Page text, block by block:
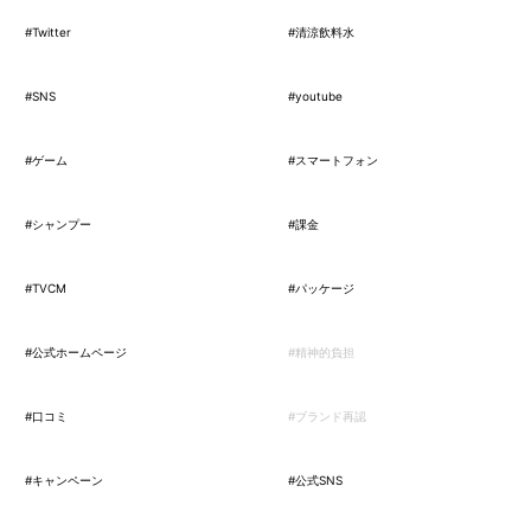
#Twitter #清涼飲料水
#SNS #youtube
#ゲーム #スマートフォン
#シャンプー #課金
#TVCM #パッケージ
#公式ホームページ #精神的負担
#口コミ #ブランド再認
#キャンペーン #公式SNS